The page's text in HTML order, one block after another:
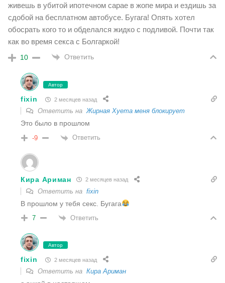
живешь в убитой ипотечном сарае в жопе мира и ездишь за
сдобой на бесплатном автобусе. Бугага! Опять хотел
обосрать кого то и обделался жидко с подливой. Почти так
как во время секса с Болгаркой!
10 Ответить
Автор
fixin 2 месяцев назад
Ответить наЖирная Хуета меня блокирует
Это было в прошлом
-9 Ответить
Кира Ариман 2 месяцев назад
Ответить на fixin
В прошлом у тебя секс. Бугага
7 Ответить
Автор
fixin 2 месяцев назад
Ответить на Кира Ариман